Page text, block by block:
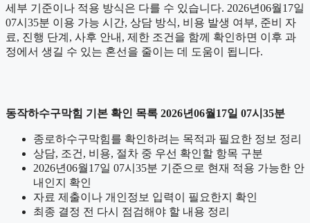
세부 기준이나 적용 방식은 다를 수 있습니다. 2026년06월17일
07시35분 이용 가능 시간, 상담 방식, 비용 발생 여부, 준비 자
료, 진행 단계, 사후 안내, 제한 조건을 함께 확인하면 이후 과
정에서 생길 수 있는 혼선을 줄이는 데 도움이 됩니다.
동작하수구막힘 기본 확인 목록 2026년06월17일 07시35분
종로하수구막힘를 확인하려는 목적과 필요한 정보 정리
상담, 조건, 비용, 절차 중 우선 확인할 항목 구분
2026년06월17일 07시35분 기준으로 현재 적용 가능한 안
내인지 확인
자료 제출이나 개인정보 입력이 필요한지 확인
최종 결정 전 다시 점검해야 할 내용 정리